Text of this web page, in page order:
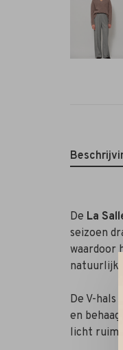
De La
seizoen
waardoor
De V-hals
en
licht ruim.